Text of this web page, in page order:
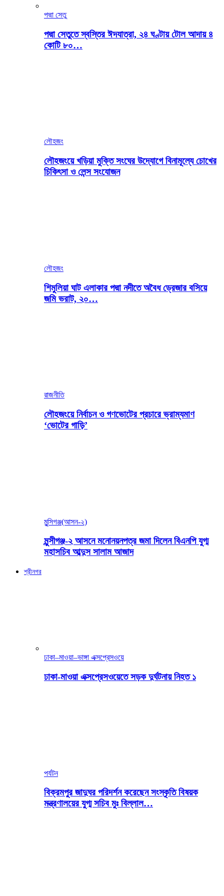
পদ্মা সেতু
পদ্মা সেতুতে স্বস্তির ঈদযাত্রা, ২৪ ঘণ্টায় টোল আদায় ৪
কোটি ৮০…
লৌহজং
লৌহজংয়ে খড়িয়া মুক্তি সংঘের উদ্যোগে বিনামূল্যে চোখের
চিকিৎসা ও লেন্স সংযোজন
লৌহজং
শিমুলিয়া ঘাট এলাকার পদ্মা নদীতে অবৈধ ড্রেজার বসিয়ে
জমি ভরাট, ২০…
রাজনীতি
লৌহজংয়ে নির্বাচন ও গণভোটের প্রচারে ভ্রাম্যমাণ
‘ভোটের গাড়ি’
মুন্সিগঞ্জ(আসন-২)
মুন্সীগঞ্জ-২ আসনে মনোনয়নপত্র জমা দিলেন বিএনপি যুগ্ম
মহাসচিব আব্দুস সালাম আজাদ
শ্রীনগর
ঢাকা–মাওয়া–ভাঙ্গা এক্সপ্রেসওয়ে
ঢাকা-মাওয়া এক্সপ্রেসওয়েতে সড়ক দুর্ঘটনায় নিহত ১
পর্যটন
বিক্রমপুর জাদুঘর পরিদর্শন করেছেন সংস্কৃতি বিষয়ক
মন্ত্রণালয়ের যুগ্ম সচিব মুঃ বিল্লাল…